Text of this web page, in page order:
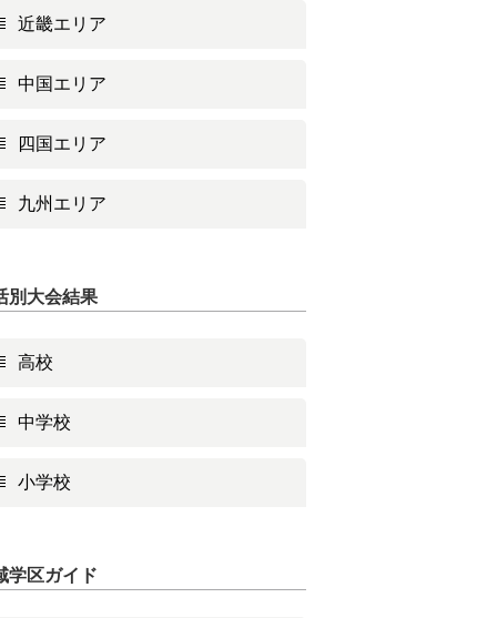
近畿エリア
中国エリア
四国エリア
九州エリア
別大会結果
高校
中学校
小学校
学区ガイド